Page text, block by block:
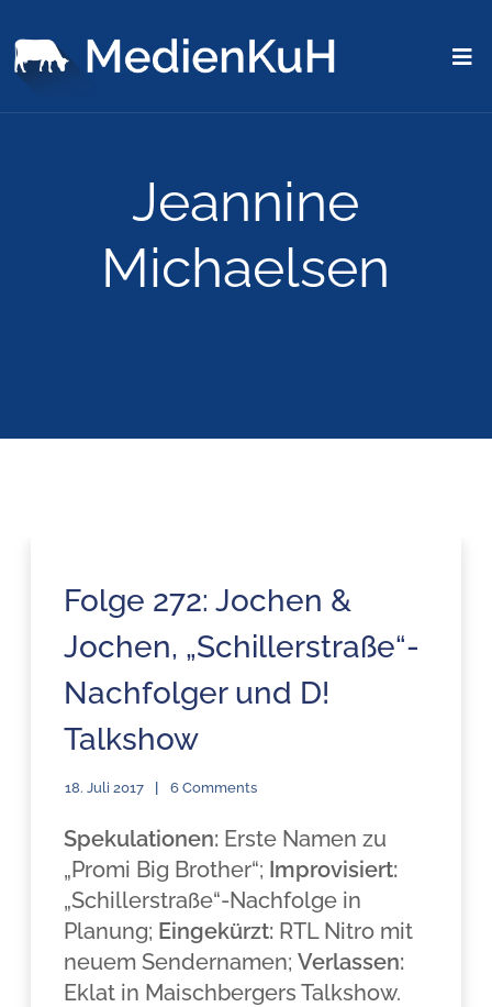
Jeannine
Michaelsen
Folge 272: Jochen &
Jochen, „Schillerstraße“-
Nachfolger und D!
Talkshow
18. Juli 2017 6 Comments
Spekulationen: Erste Namen zu
„Promi Big Brother“; Improvisiert:
„Schillerstraße“-Nachfolge in
Planung; Eingekürzt: RTL Nitro mit
neuem Sendernamen;Verlassen:
Eklat in Maischbergers Talkshow.